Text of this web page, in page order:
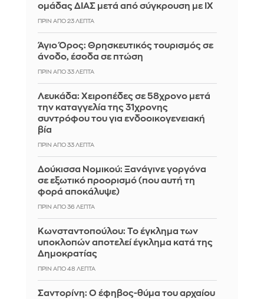
ομάδας ΔΙΑΣ μετά από σύγκρουση με ΙΧ
ΠΡΙΝ ΑΠΌ 23 ΛΕΠΤΆ
Άγιο Όρος: Θρησκευτικός τουρισμός σε
άνοδο, έσοδα σε πτώση
ΠΡΙΝ ΑΠΌ 33 ΛΕΠΤΆ
Λευκάδα: Χειροπέδες σε 58χρονο μετά
την καταγγελία της 31χρονης
συντρόφου του για ενδοοικογενειακή
βία
ΠΡΙΝ ΑΠΌ 33 ΛΕΠΤΆ
Δούκισσα Νομικού: Ξανάγινε γοργόνα
σε εξωτικό προορισμό (που αυτή τη
φορά αποκάλυψε)
ΠΡΙΝ ΑΠΌ 36 ΛΕΠΤΆ
Κωνσταντοπούλου: Το έγκλημα των
υποκλοπών αποτελεί έγκλημα κατά της
Δημοκρατίας
ΠΡΙΝ ΑΠΌ 48 ΛΕΠΤΆ
Σαντορίνη: Ο έφηβος-θύμα του αρχαίου